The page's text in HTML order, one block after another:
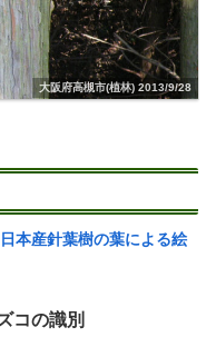
大阪府高槻市(植林) 2013/9/28
日本産針葉樹の葉による絵
コの識別